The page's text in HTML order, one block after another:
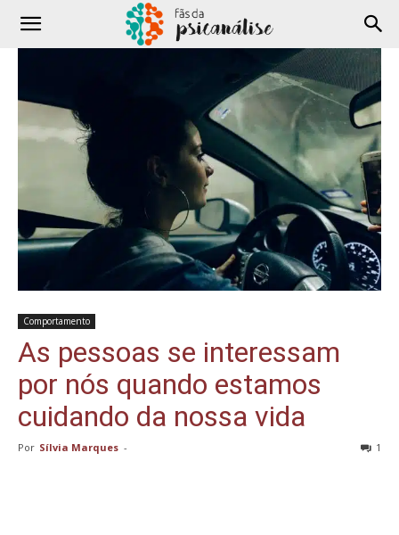
Comportamento
As pessoas se interessam
por nós quando estamos
cuidando da nossa vida
Por Sílvia Marques - 1